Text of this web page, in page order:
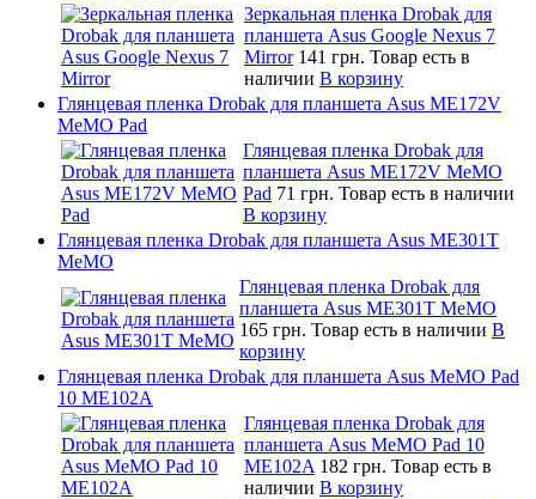
Зеркальная пленка Drobak для
планшета Asus Google Nexus 7
Mirror 141 грн. Товар есть в
наличии В корзину
Глянцевая пленка Drobak для планшета Asus ME172V
MeMO Pad
Глянцевая пленка Drobak для
планшета Asus ME172V MeMO
Pad 71 грн. Товар есть в наличии
В корзину
Глянцевая пленка Drobak для планшета Asus ME301T
MeMO
Глянцевая пленка Drobak для
планшета Asus ME301T MeMO
165 грн. Товар есть в наличии В
корзину
Глянцевая пленка Drobak для планшета Asus MeMO Pad
10 ME102A
Глянцевая пленка Drobak для
планшета Asus MeMO Pad 10
ME102A 182 грн. Товар есть в
наличии В корзину